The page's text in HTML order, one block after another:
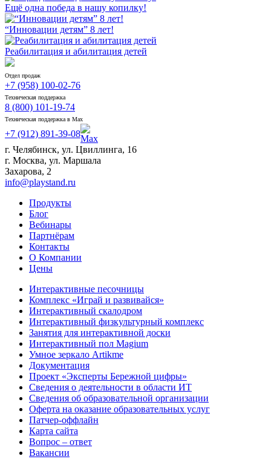
Ещё одна победа в нашу копилку!
“Инновации детям” 8 лет!
Реабилитация и абилитация детей
Отдел продаж
+7 (958) 100-02-76
Техническая поддержка
8 (800) 101-19-74
Техническая поддержка в Max
+7 (912) 891-39-08
г. Челябинск, ул. Цвиллинга, 16
г. Москва, ул. Маршала
Захарова, 2
info@playstand.ru
Продукты
Блог
Вебинары
Партнёрам
Контакты
О Компании
Цены
Интерактивные песочницы
Комплекс «Играй и развивайся»
Интерактивный скалодром
Интерактивный физкультурный комплекс
Занятия для интерактивной доски
Интерактивный пол Magium
Умное зеркало Artikme
Документация
Проект «Эксперты Бережной цифры»
Сведения о деятельности в области ИТ
Сведения об образовательной организации
Оферта на оказание образовательных услуг
Патчер-оффлайн
Карта сайта
Вопрос – ответ
Вакансии